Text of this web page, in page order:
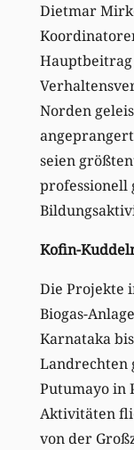
Dietmar
Norden
seien
professionell
Kofin-
Die Projekte
Biogas-
Karnataka
Landrechten
Putumayo in
Aktivitäten
von der